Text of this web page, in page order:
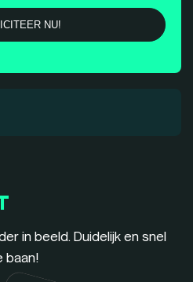
in beeld. Duidelijk en snel
baan!